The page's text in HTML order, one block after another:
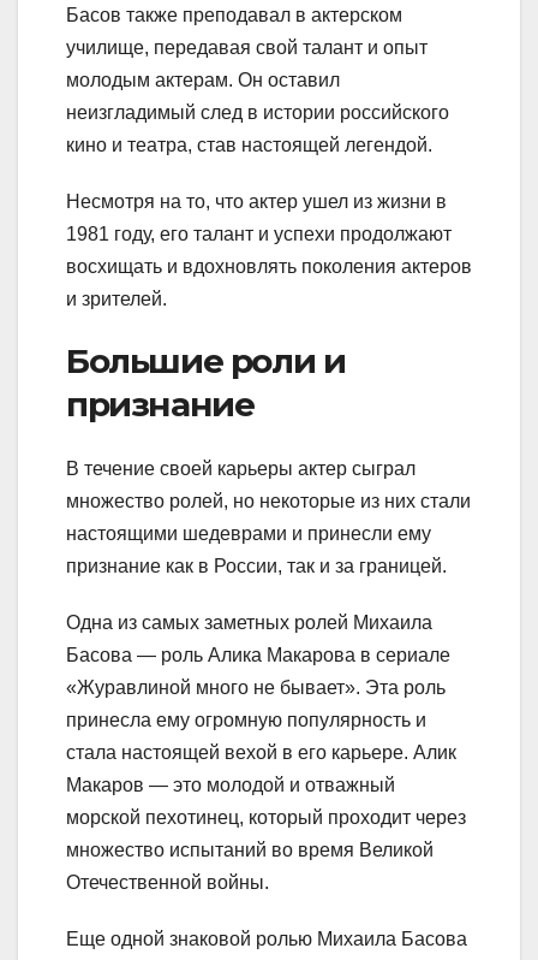
Басов также преподавал в актерском
училище, передавая свой талант и опыт
молодым актерам. Он оставил
неизгладимый след в истории российского
кино и театра, став настоящей легендой.
Несмотря на то, что актер ушел из жизни в
1981 году, его талант и успехи продолжают
восхищать и вдохновлять поколения актеров
и зрителей.
Большие роли и
признание
В течение своей карьеры актер сыграл
множество ролей, но некоторые из них стали
настоящими шедеврами и принесли ему
признание как в России, так и за границей.
Одна из самых заметных ролей Михаила
Басова — роль Алика Макарова в сериале
«Журавлиной много не бывает». Эта роль
принесла ему огромную популярность и
стала настоящей вехой в его карьере. Алик
Макаров — это молодой и отважный
морской пехотинец, который проходит через
множество испытаний во время Великой
Отечественной войны.
Еще одной знаковой ролью Михаила Басова